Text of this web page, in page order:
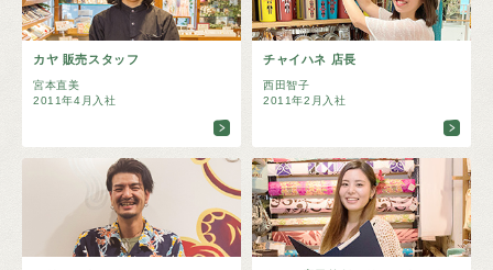
カヤ 販売スタッフ
宮本直美
2011年4月入社
チャイハネ 店長
西田智子
2011年2月入社